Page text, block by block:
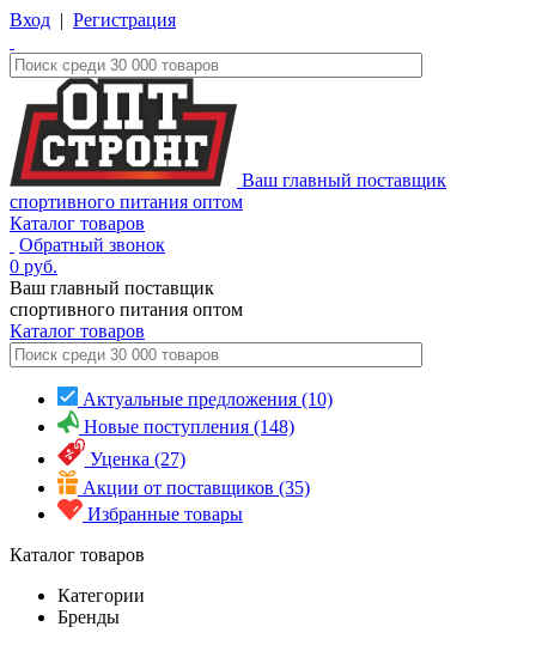
Вход | Регистрация
Ваш главный поставщик
спортивного питания оптом
Каталог товаров
Обратный звонок
0 руб.
Ваш главный поставщик
спортивного питания оптом
Каталог товаров
Актуальные предложения (10)
Новые поступления (148)
Уценка (27)
Акции от поставщиков (35)
Избранные товары
Каталог товаров
Категории
Бренды